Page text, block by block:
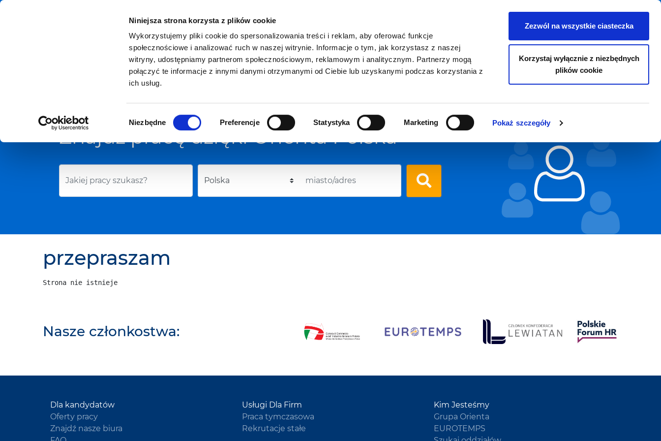
Niniejsza strona korzysta z plików cookie
Wykorzystujemy pliki cookie do spersonalizowania treści i reklam, aby oferować funkcje
społecznościowe i analizować ruch w naszej witrynie. Informacje o tym, jak korzystasz z naszej
witryny, udostępniamy partnerom społecznościowym, reklamowym i analitycznym. Partnerzy mogą
połączyć te informacje z innymi danymi otrzymanymi od Ciebie lub uzyskanymi podczas korzystania z
ich usług.
zgody
Niezbędne Preferencje Statystyka Marketing Pokaż szczegóły
Zezwól na wszystkie ciasteczka
Korzystaj wyłącznie z niezbędnych
plików cookie
Oddziały zagraniczne PL
Dla kandydatów Usługi dla firm Kim jesteśmy Wyślij CV Zaloguj się
Szukaj oddziałów
Znajdź pracę dzięki Orienta Polska
przepraszam
Nasze członkostwa:
Dla kandydatów
Oferty pracy
Znajdź nasze biura
Usługi Dla Firm
Praca tymczasowa
Rekrutacje stałe
Kim Jesteśmy
Grupa Orienta
EUROTEMPS